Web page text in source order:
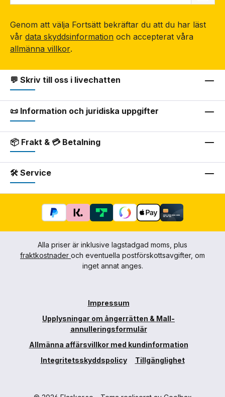
Genom att välja Fortsätt bekräftar du att du har läst
vår data skyddsinformation och accepterat våra
allmänna villkor.
💬 Skriv till oss i livechatten
📜 Information och juridiska uppgifter
📦 Frakt & 💳 Betalning
🛠 Service
Alla priser är inklusive lagstadgad moms, plus
fraktkostnader och eventuella postförskottsavgifter, om
inget annat anges.
Impressum
Upplysningar om ångerrätten & Mall-
annulleringsformulär
Allmänna affärsvillkor med kundinformation
Integritetsskyddspolicy
Tillgänglighet